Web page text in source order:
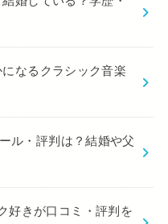
なるクラシック音楽
ル・評判は？結婚や父
好きが口コミ・評判を